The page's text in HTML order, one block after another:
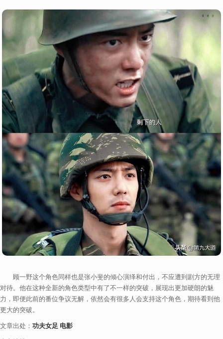
顾一野这个角色同样也是张小斐的倾心演绎和付出，不应遭到剧方的无理
对待。他在这种全新的角色类型中有了不一样的突破，展现出更加硬朗的魅
力，即便此前的番位争议无解，依然会有很多人会支持这个角色，期待看到他
更大的突破。
文章出处： 功夫女足 电影